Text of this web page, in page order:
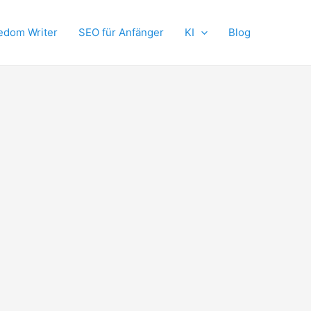
Writer SEO für Anfänger KI Blog